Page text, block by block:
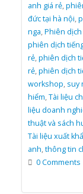
anh giá rẻ,
đức tại hà nội,
nga,Phiên
phiên dịch
rẻ,phiên dịch
rẻ,phiên dịch
workshop, suy
hiểm,Tài liệu
liệu doanh
thuật và sách
Tài liệu xuất
anh,thông tin
0 Comments